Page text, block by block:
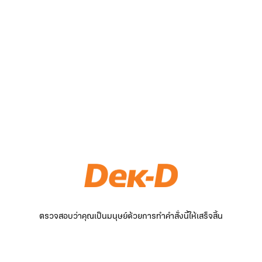
ตรวจสอบว่าคุณเป็นมนุษย์ด้วยการทำคำสั่งนี้ให้เสร็จสิ้น